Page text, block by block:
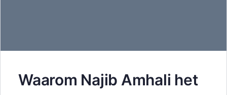
Waarom Najib Amhali het